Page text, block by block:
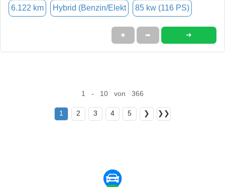
6.122 km Hybrid (Benzin/Elekt 85 kw (116 PS)
★ ➦ ➜
1 - 10 von 366
1 2 3 4 5 ❯ ❯❯